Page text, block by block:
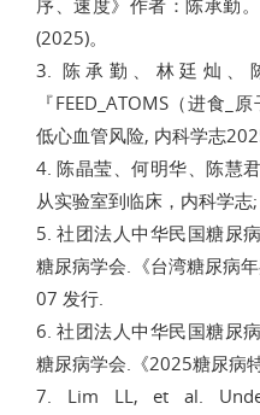
序、速度》作者：陈承勤
(2025)。
3. 陈承勤、林廷灿、
『FEED_ATOMS（进食_
低心血管风险, 内科学志
4. 陈晶莹、何明华、陈慧
从实验室到临床，内科学
5. 社团法人中华民国糖尿
糖尿病学会.《台湾糖尿病
07 发行.
6. 社团法人中华民国糖尿
糖尿病学会.《2025糖尿病
7. Lim LL, et al.